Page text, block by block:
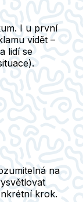
I u první
vidět –
lidí se
na
krok.